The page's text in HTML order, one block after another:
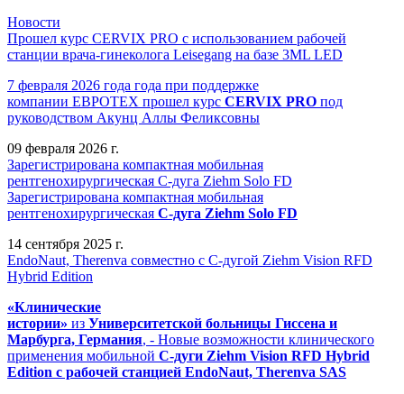
Новости
Прошел курс CERVIX PRO с использованием рабочей
станции врача-гинеколога Leisegang на базе 3ML LED
7 февраля 2026 года года при поддержке
компании ЕВРОТЕХ прошел курс CERVIX PRO под
руководством Акунц Аллы Феликсовны
09 февраля 2026 г.
Зарегистрирована компактная мобильная
рентгенохирургическая С-дуга Ziehm Solo FD
Зарегистрирована компактная мобильная
рентгенохирургическая С-дуга Ziehm Solo FD
14 сентября 2025 г.
EndoNaut, Therenva совместно с С-дугой Ziehm Vision RFD
Hybrid Edition
«Клинические
истории» из Университетской больницы Гиссена и
Марбурга, Германия, - Новые возможности клинического
применения мобильной С-дуги Ziehm Vision RFD Hybrid
Edition с рабочей станцией EndoNaut, Therenva SAS